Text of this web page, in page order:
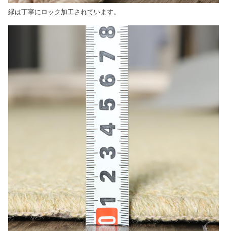
縁は丁寧にロック加工されています。